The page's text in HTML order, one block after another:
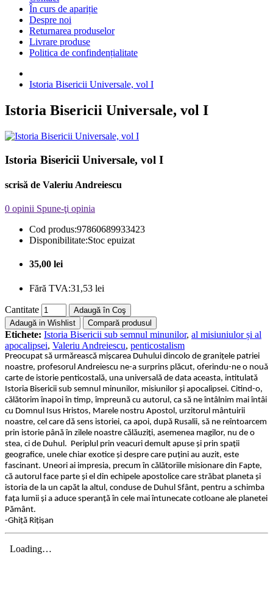
În curs de apariție
Despre noi
Returnarea produselor
Livrare produse
Politica de confindențialitate
Istoria Bisericii Universale, vol I
Istoria Bisericii Universale, vol I
Istoria Bisericii Universale, vol I
scrisă de Valeriu Andreiescu
0 opinii Spune-ţi opinia
Cod produs:97860689933423
Disponibilitate:Stoc epuizat
35,00 lei
Fără TVA:31,53 lei
Cantitate
Adaugă în Coş
Adaugă in Wishlist
Compară produsul
Etichete: Istoria Bisericii sub semnul minunilor, al misiuniulor și al
apocalipsei, Valeriu Andreiescu, penticostalism
Preocupat să urmărească mișcarea Duhului dincolo de granițele patriei
noastre, profesorul Andreiescu ne-a surprins plăcut, oferindu-ne o nouă
carte de istorie penticostală, una universală de data aceasta, intitulată
Istoria Bisericii sub semnul minunilor, misiunilor și apocalipsei. Citind-o,
călătorim înapoi în timp, împreună cu autorul, ca să ne întâlnim mai întâi
cu Domnul Isus Hristos, Marele nostru Apostol, urzitorul mântuirii
noastre, cel care dă sens istoriei, ca apoi, după Rusalii, să ne reîntoarcem
prin istorie până în zilele noastre călăuziți, asemenea magilor, nu de o
stea, ci de Duhul. Periplul prin veacuri demult apuse și prin spații
geografice, unele chiar exotice și despre care puțini au auzit, este
fascinant. Uneori ai impresia, precum în călătoriile misionare din Fapte,
că autorul face parte și el din echipele apostolice care străbat planeta și
istoria de la un capăt la altul, conduse de Duhul Sfânt, pentru a schimba
fața lumii și a aduce speranță în cele mai întunecate cotloane ale planetei
Pământ.
-Ghiță Rițișan